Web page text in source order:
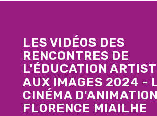
LES VIDÉOS DES
RENCONTRES DE
L'ÉDUCATION
AUX IMAGES 2024 -
CINÉMA
FLORENCE MIAILHE